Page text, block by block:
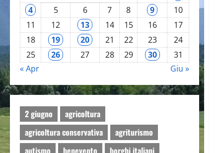
4
5 6 7 8 9
10
11
12 13 14 15 16
17
18
19 20 21 22 23
24
25
26 27 28 29 30
31
« Apr
Giu »
2 giugno
agricoltura
agricoltura conservativa
agriturismo
autismo
benevento
borghi italiani